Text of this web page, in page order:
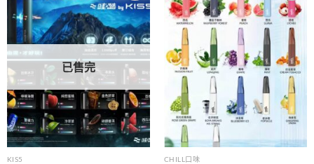
Add to
wishlist
已售完
KIS5
Add to
wishlist
CHILL口味